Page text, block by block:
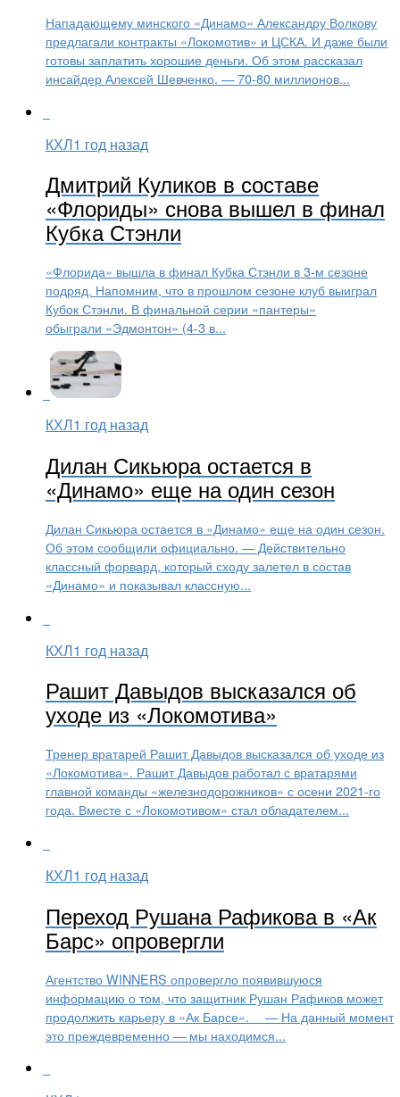
Нападающему минского «Динамо» Александру Волкову
предлагали контракты «Локомотив» и ЦСКА. И даже были
готовы заплатить хорошие деньги. Об этом рассказал
инсайдер Алексей Шевченко. — 70-80 миллионов...
КХЛ1 год назад
Дмитрий Куликов в составе
«Флориды» снова вышел в финал
Кубка Стэнли
«Флорида» вышла в финал Кубка Стэнли в 3-м сезоне
подряд. Напомним, что в прошлом сезоне клуб выиграл
Кубок Стэнли. В финальной серии «пантеры»
обыграли «Эдмонтон» (4-3 в...
КХЛ1 год назад
Дилан Сикьюра остается в
«Динамо» еще на один сезон
Дилан Сикьюра остается в «Динамо» еще на один сезон.
Об этом сообщили официально. — Действительно
классный форвард, который сходу залетел в состав
«Динамо» и показывал классную...
КХЛ1 год назад
Рашит Давыдов высказался об
уходе из «Локомотива»
Тренер вратарей Рашит Давыдов высказался об уходе из
«Локомотива». Рашит Давыдов работал с вратарями
главной команды «железнодорожников» с осени 2021-го
года. Вместе с «Локомотивом» стал обладателем...
КХЛ1 год назад
Переход Рушана Рафикова в «Ак
Барс» опровергли
Агентство WINNERS опровергло появившуюся
информацию о том, что защитник Рушан Рафиков может
продолжить карьеру в «Ак Барсе». ⠀ — На данный момент
это преждевременно — мы находимся...